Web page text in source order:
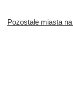
Pozostałe miasta